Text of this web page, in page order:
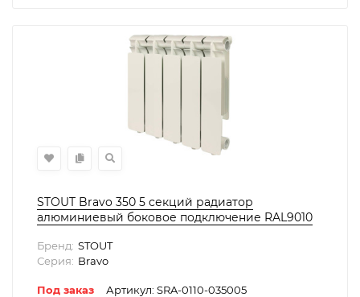
STOUT Bravo 350 5 секций радиатор
алюминиевый боковое подключение RAL9010
Бренд: STOUT
Серия: Bravo
Под заказ Артикул: SRA-0110-035005